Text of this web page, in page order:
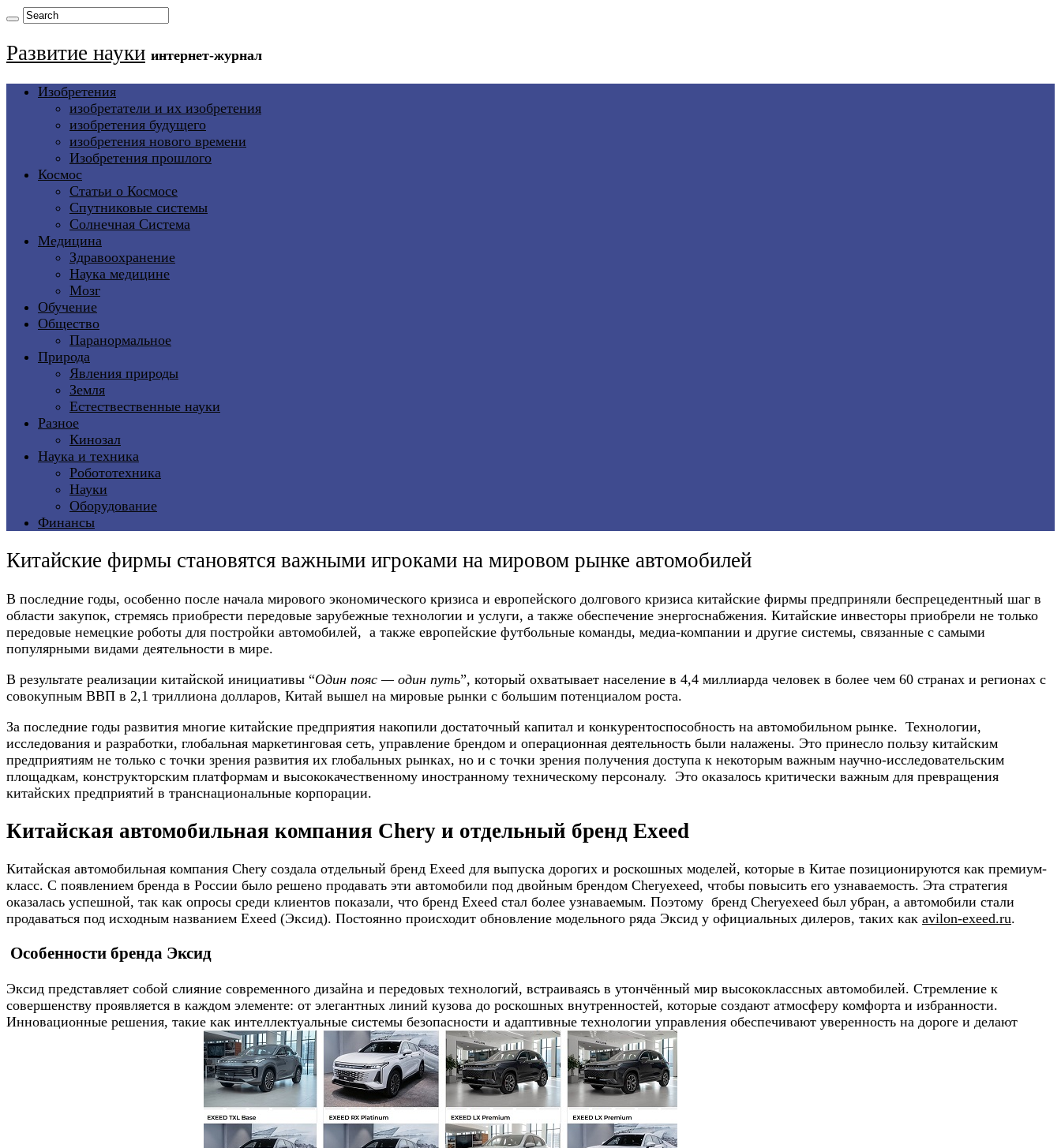
Развитие науки интернет-журнал
Изобретения
изобретатели и их изобретения
изобретения будущего
изобретения нового времени
Изобретения прошлого
Космос
Статьи о Космосе
Спутниковые системы
Солнечная Система
Медицина
Здравоохранение
Наука медицине
Мозг
Обучение
Общество
Паранормальное
Природа
Явления природы
Земля
Естествественные науки
Разное
Кинозал
Наука и техника
Робототехника
Науки
Оборудование
Финансы
Китайские фирмы становятся важными игроками на мировом рынке автомобилей
В последние годы, особенно после начала мирового экономического кризиса и европейского долгового кризиса китайские фирмы предприняли беспрецедентный шаг в
области закупок, стремясь приобрести передовые зарубежные технологии и услуги, а также обеспечение энергоснабжения. Китайские инвесторы приобрели не только
передовые немецкие роботы для постройки автомобилей, а также европейские футбольные команды, медиа-компании и другие системы, связанные с самыми
популярными видами деятельности в мире.
В результате реализации китайской инициативы “Один пояс — один путь”, который охватывает население в 4,4 миллиарда человек в более чем 60 странах и регионах с
совокупным ВВП в 2,1 триллиона долларов, Китай вышел на мировые рынки с большим потенциалом роста.
За последние годы развития многие китайские предприятия накопили достаточный капитал и конкурентоспособность на автомобильном рынке. Технологии,
исследования и разработки, глобальная маркетинговая сеть, управление брендом и операционная деятельность были налажены. Это принесло пользу китайским
предприятиям не только с точки зрения развития их глобальных рынках, но и с точки зрения получения доступа к некоторым важным научно-исследовательским
площадкам, конструкторским платформам и высококачественному иностранному техническому персоналу. Это оказалось критически важным для превращения
китайских предприятий в транснациональные корпорации.
Китайская автомобильная компания Chery и отдельный бренд Exeed
Китайская автомобильная компания Chery создала отдельный бренд Exeed для выпуска дорогих и роскошных моделей, которые в Китае позиционируются как премиум-
класс. С появлением бренда в России было решено продавать эти автомобили под двойным брендом Cheryexeed, чтобы повысить его узнаваемость. Эта стратегия
оказалась успешной, так как опросы среди клиентов показали, что бренд Exeed стал более узнаваемым. Поэтому бренд Cheryexeed был убран, а автомобили стали
продаваться под исходным названием Exeed (Эксид). Постоянно происходит обновление модельного ряда Эксид у официальных дилеров, таких как avilon-exeed.ru.
Особенности бренда Эксид
Эксид представляет собой слияние современного дизайна и передовых технологий, встраиваясь в утончённый мир высококлассных автомобилей. Стремление к
совершенству проявляется в каждом элементе: от элегантных линий кузова до роскошных внутренностей, которые создают атмосферу комфорта и избранности.
Инновационные решения, такие как интеллектуальные системы безопасности и адаптивные технологии управления обеспечивают уверенность на дороге и делают